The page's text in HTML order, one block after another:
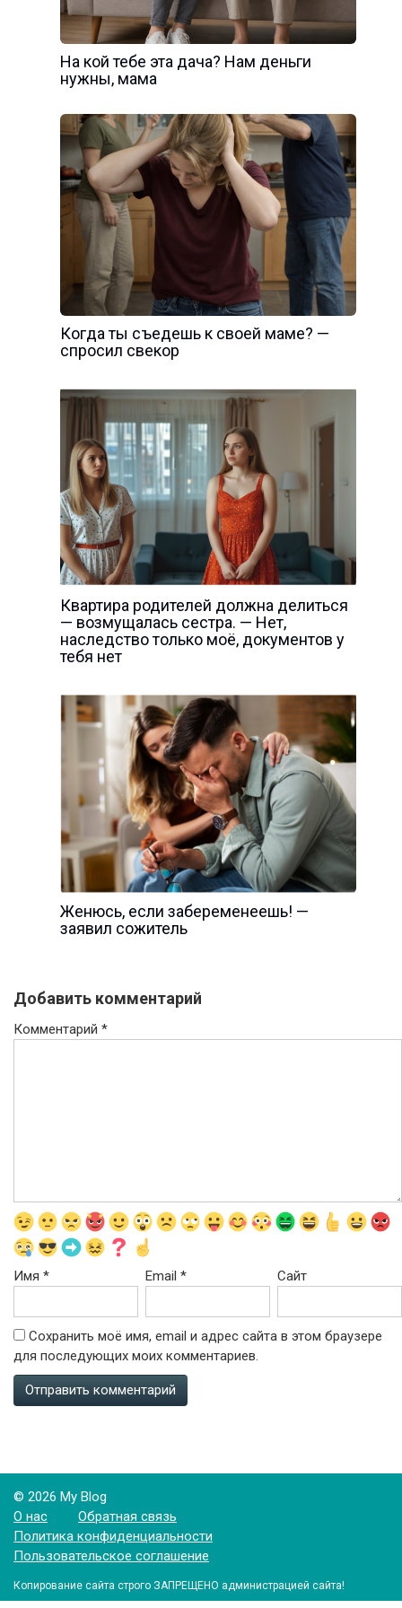
На кой тебе эта дача? Нам деньги
нужны, мама
Когда ты съедешь к своей маме? —
спросил свекор
Квартира родителей должна делиться
— возмущалась сестра. — Нет,
наследство только моё, документов у
тебя нет
Женюсь, если забеременеешь! —
заявил сожитель
Добавить комментарий
Комментарий *
Имя * Email* Сайт
Сохранить моё имя, email и адрес сайта в этом браузере
для последующих моих комментариев.
© 2026 My Blog
О нас
Обратная связь
Политика конфиденциальности
Пользовательское соглашение
Копирование сайта строго ЗАПРЕЩЕНО администрацией сайта!